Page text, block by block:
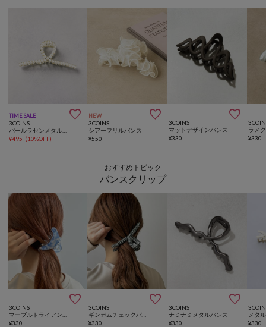
TIME SALE 
3COINS
¥495 (10%OFF)
NEW 
3COINS
シアーフリルバンス
¥550

3COINS
マットデザインバンス
¥330
ラメ
¥330
おすすめトピック
バンスクリップ

3COINS
¥330

3COINS
¥330

3COINS
ナミナミメタルバンス
¥330
メタ
¥330